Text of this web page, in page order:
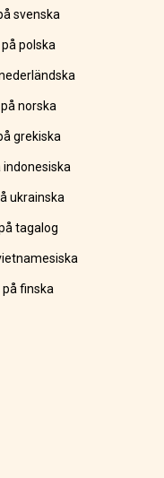
svenska
polska
norska
grekiska
indonesiska
ukrainska
tagalog
på finska